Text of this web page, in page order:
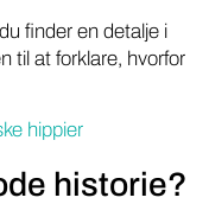
finder en detalje i
til at forklare, hvorfor
hippier
historie?